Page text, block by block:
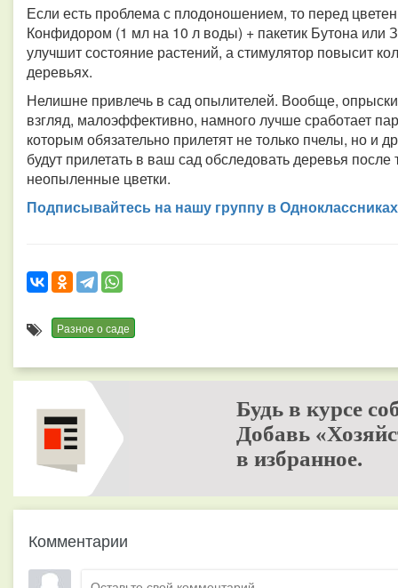
Если есть проблема с плодоношением, то перед
Конфидором (1 мл на 10 л воды) + пакетик Бутона или
улучшит состояние растений, а стимулятор повысит
деревьях.
Нелишне привлечь в сад опылителей. Вообще,
взгляд, малоэффективно, намного лучше сработает
которым обязательно прилетят не только пчелы, но и
будут прилетать в ваш сад обследовать деревья после
неопыленные цветки.
Подписывайтесь на нашу группу в Одноклассниках
Разное о саде
Будь в курсе
Добавь
в избранное.
Комментарии